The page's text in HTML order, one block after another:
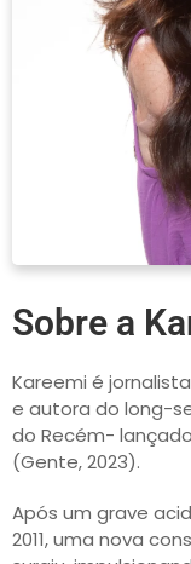
Sobre a
Kareemi é
e autora do long-
do Recém-
(Gente, 2023).
Após um grave
2011, uma nova